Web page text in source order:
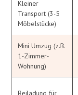
Kleiner
Transport (3-5
Möbelstücke)
Mini Umzug (z.B.
1-Zimmer-
Wohnung)
Beiladung für